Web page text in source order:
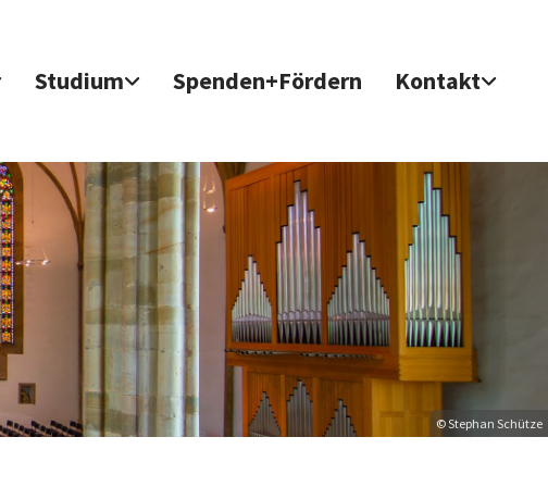
Studium Spenden+Fördern Kontakt
© Stephan Schütze